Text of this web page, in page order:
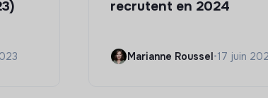
recrutent en 2024
Marianne Roussel•17 juin